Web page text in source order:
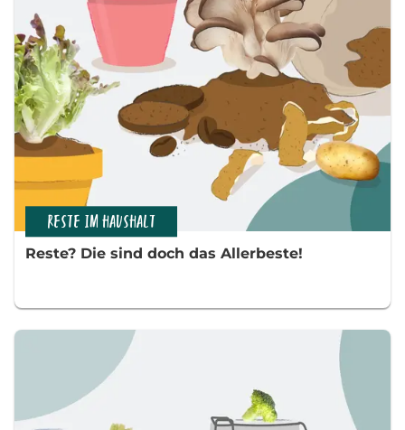
RESTE IM HAUSHALT
Reste? Die sind doch das Allerbeste!